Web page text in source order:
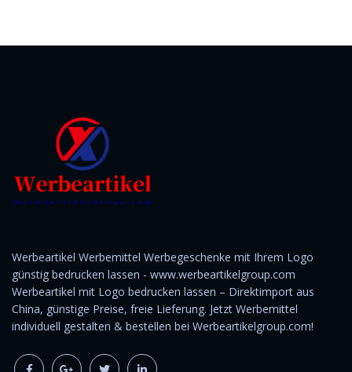
Werbeartikel Werbemittel Werbegeschenke mit Ihrem Logo
günstig bedrucken lassen - www.werbeartikelgroup.com
Werbeartikel mit Logo bedrucken lassen – Direktimport aus
China, günstige Preise, freie Lieferung. Jetzt Werbemittel
individuell gestalten & bestellen bei Werbeartikelgroup.com!